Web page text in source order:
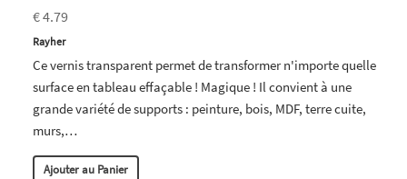
€ 4.79
Rayher
Ce vernis transparent permet de transformer n'importe quelle
surface en tableau effaçable ! Magique ! Il convient à une
grande variété de supports : peinture, bois, MDF, terre cuite,
murs,…
Ajouter au Panier